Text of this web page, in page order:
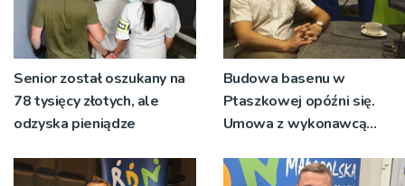
Senior został oszukany na
78 tysięcy złotych, ale
odzyska pieniądze
Budowa basenu w
Ptaszkowej opóźni się.
Umowa z wykonawcą
nie zostanie podpisana